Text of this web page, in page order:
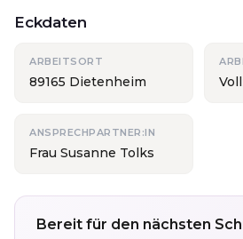
Eckdaten
ARBEITSORT
89165 Dietenheim
ANSPRECHPARTNER:IN
Frau Susanne Tolks
Bereit für den nächsten